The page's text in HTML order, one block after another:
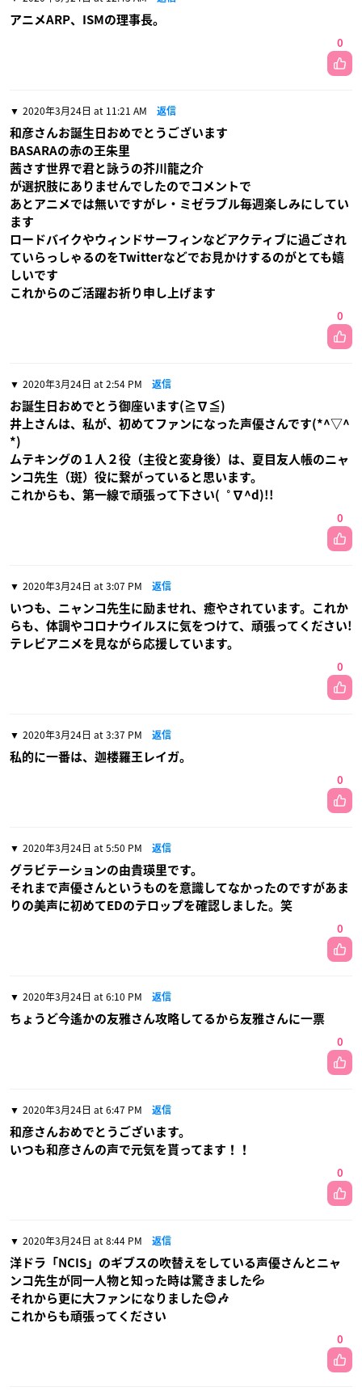
アニメARP、ISMの理事長。
0
2020年3月24日 at 11:21 AM 返信
和彦さんお誕生日おめでとうございます
BASARAの赤の王朱里
茜さす世界で君と詠うの芥川龍之介
が選択肢にありませんでしたのでコメントで
あとアニメでは無いですがレ・ミゼラブル毎週楽しみにしてい
ます
ロードバイクやウィンドサーフィンなどアクティブに過ごされ
ていらっしゃるのをTwitterなどでお見かけするのがとても嬉
しいです
これからのご活躍お祈り申し上げます
0
2020年3月24日 at 2:54 PM 返信
お誕生日おめでとう御座います(≧∇≦)
井上さんは、私が、初めてファンになった声優さんです(*^▽^
*)
ムテキングの１人２役（主役と変身後）は、夏目友人帳のニャ
ンコ先生（斑）役に繋がっていると思います。
これからも、第一線で頑張って下さい(゜∇^d)!!
0
2020年3月24日 at 3:07 PM 返信
いつも、ニャンコ先生に励ませれ、癒やされています。これか
らも、体調やコロナウイルスに気をつけて、頑張ってください!
テレビアニメを見ながら応援しています。
0
2020年3月24日 at 3:37 PM 返信
私的に一番は、迦楼羅王レイガ。
0
2020年3月24日 at 5:50 PM 返信
グラビテーションの由貴瑛里です。
それまで声優さんというものを意識してなかったのですがあま
りの美声に初めてEDのテロップを確認しました。笑
0
2020年3月24日 at 6:10 PM 返信
ちょうど今遙かの友雅さん攻略してるから友雅さんに一票
0
2020年3月24日 at 6:47 PM 返信
和彦さんおめでとうございます。
いつも和彦さんの声で元気を貰ってます！！
0
2020年3月24日 at 8:44 PM 返信
洋ドラ「NCIS」のギブスの吹替えをしている声優さんとニャ
ンコ先生が同一人物と知った時は驚きました💦
それから更に大ファンになりました😊🎶
これからも頑張ってください
0